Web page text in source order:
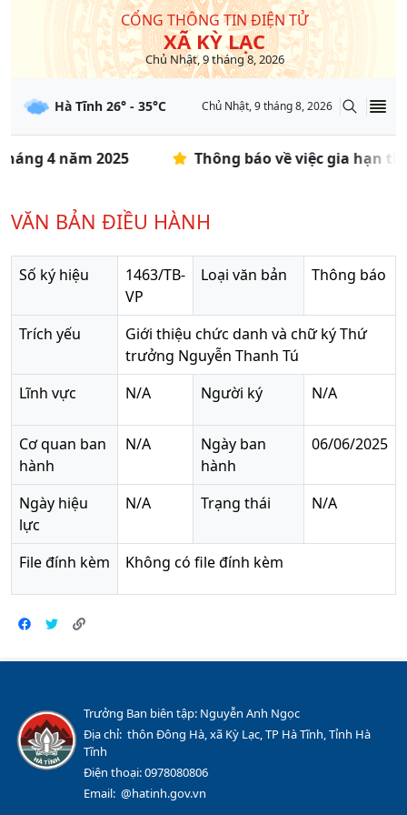
CỔNG THÔNG TIN ĐIỆN TỬ
XÃ KỲ LẠC
Chủ Nhật, 9 tháng 8, 2026
Hà Tĩnh 26° - 35°C Chủ Nhật, 9 tháng 8, 2026
4 năm 2025 Thông báo về việc gia hạn
VĂN BẢN ĐIỀU HÀNH
Số ký hiệu
1463/TB-
VP
Loại văn bản Thông báo
Trích yếu
Giới thiệu chức danh và chữ ký Thứ
trưởng Nguyễn Thanh Tú
Lĩnh vực
N/A Người ký N/A
Cơ quan ban
hành
N/A
Ngày ban
hành
06/06/2025
Ngày hiệu
lực
N/A Trạng thái N/A
File đính kèm Không có file đính kèm
Trưởng Ban biên tập: Nguyễn Anh Ngọc
Địa chỉ: thôn Đông Hà, xã Kỳ Lạc, TP Hà Tĩnh, Tỉnh Hà
Tĩnh
Điện thoại: 0978080806
Email: @hatinh.gov.vn